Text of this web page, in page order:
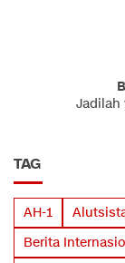
Jadilah
TAG
AH-1
Berita